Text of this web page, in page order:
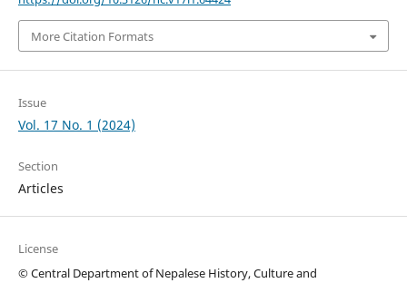
More Citation Formats
Issue
Vol. 17 No. 1 (2024)
Section
Articles
License
© Central Department of Nepalese History, Culture and